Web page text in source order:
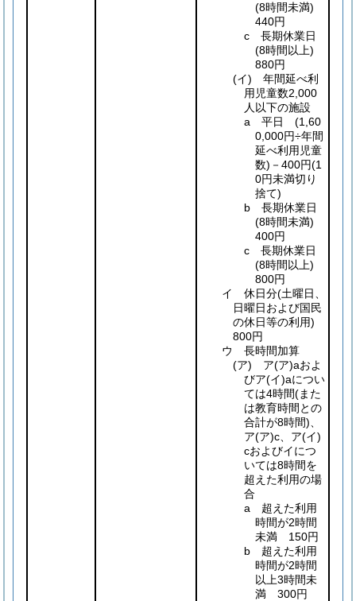
(8時間未満)
440円
c 長期休業日
(8時間以上)
880円
(イ) 年間延べ利
用児童数2,000
人以下の施設
a 平日(1,60
0,000円÷年間
延べ利用児童
数) －400円(1
0円未満切り
捨て)
b 長期休業日
(8時間未満)
400円
c 長期休業日
(8時間以上)
800円
イ 休日分(土曜日、
日曜日および国民
の休日等の利用)
800円
ウ 長時間加算
(ア) ア(ア)aおよ
びア(イ)aについ
ては4時間(また
は教育時間との
合計が8時間)
ア(ア)c、ア(イ)
cおよびイにつ
いては8時間を
超えた利用の場
合
a 超えた利用
時間が2時間
未満 150円
b 超えた利用
時間が2時間
以上3時間未
満 300円